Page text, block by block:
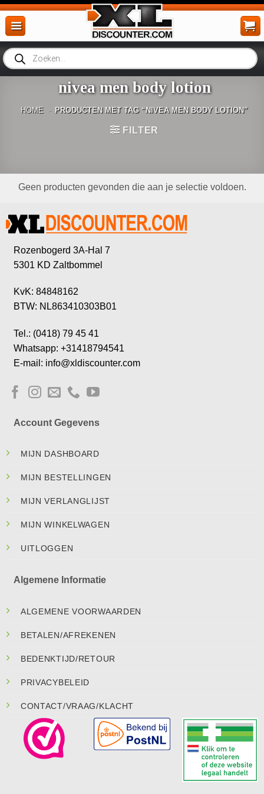
Ga
naar
inhoud
Producten
zoeken
nivea men body lotion
HOME - PRODUCTEN MET TAG “NIVEA MEN BODY LOTION”
FILTER
Geen producten gevonden die aan je selectie voldoen.
Rozenbogerd 3A-Hal 7
5301 KD Zaltbommel
KvK: 84848162
BTW: NL863410303B01
Tel.: (0418) 79 45 41
Whatsapp: +31418794541
E-mail: info@xldiscounter.com
Account Gegevens
MIJN DASHBOARD
MIJN BESTELLINGEN
MIJN VERLANGLIJST
MIJN WINKELWAGEN
UITLOGGEN
Algemene Informatie
ALGEMENE VOORWAARDEN
BETALEN/AFREKENEN
BEDENKTIJD/RETOUR
PRIVACYBELEID
CONTACT/VRAAG/KLACHT